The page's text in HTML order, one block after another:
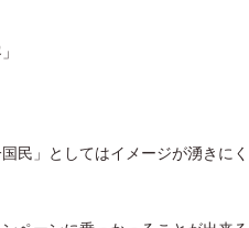
民」としてはイメージが湧きにく